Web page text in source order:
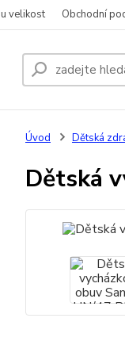
velikost Obchodní
Úvod Dětská
Dětská